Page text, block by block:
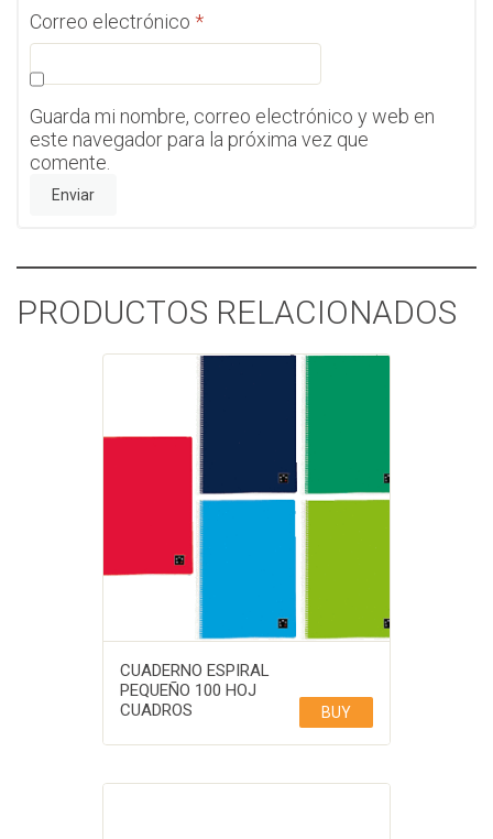
Correo electrónico *
Guarda mi nombre, correo electrónico y web en
este navegador para la próxima vez que
comente.
PRODUCTOS RELACIONADOS
CUADERNO ESPIRAL
PEQUEÑO 100 HOJ
CUADROS
BUY